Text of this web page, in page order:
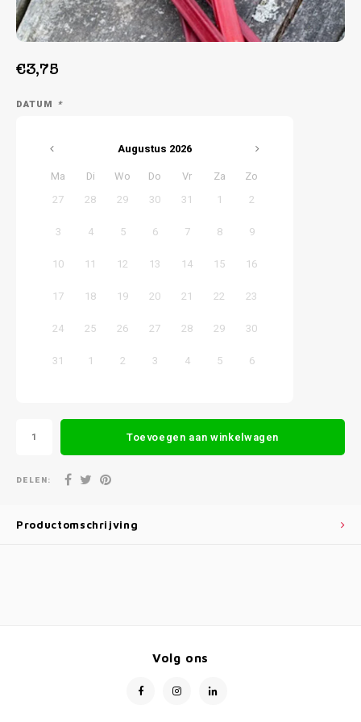
Week 39 | 21-09-2026 t/m 25-09-2026
€3,75
DATUM *
Augustus 2026
Ma
Di Wo Do Vr Za
Zo
27
28 29 30 31 1 2
3 4 5 6 7 8 9
10 11 12 13 14 15 16
17 18 19 20 21 22 23
24 25 26 27 28 29 30
31 1 2 3 4 5 6
Toevoegen aan winkelwagen
DELEN:
Productomschrijving
Volg ons